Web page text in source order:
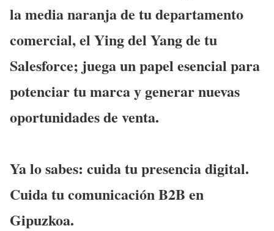
la media naranja de tu departamento
comercial, el Ying del Yang de tu
Salesforce; juega un papel esencial para
potenciar tu marca y generar nuevas
oportunidades de venta.
Ya lo sabes: cuida tu presencia digital.
Cuida tu comunicación B2B en
Gipuzkoa.